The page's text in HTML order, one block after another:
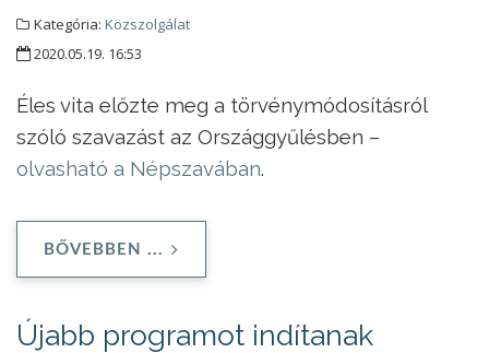
Kategória: Közszolgálat
2020.05.19. 16:53
Éles vita előzte meg a törvénymódosításról
szóló szavazást az Országgyűlésben –
olvasható a Népszavában.
BŐVEBBEN ...
Újabb programot indítanak